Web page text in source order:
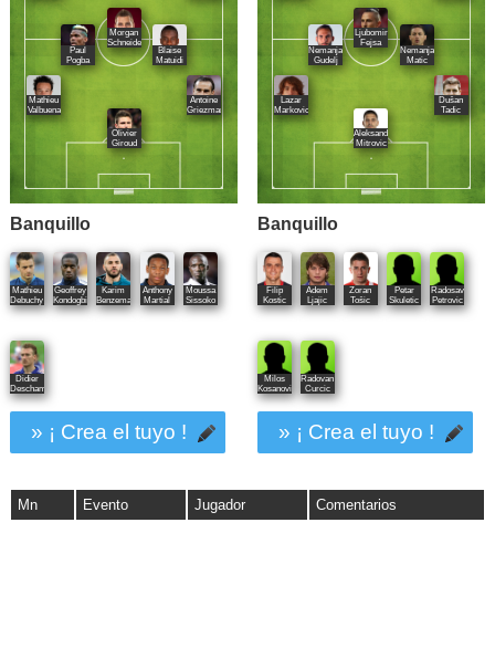
Morgan
Schneiderlin
Paul
Pogba
Blaise
Matuidi
Antoine
Griezmann
Mathieu
Valbuena
Olivier
Giroud
Banquillo
Mathieu
Debuchy
Geoffrey
Kondogbia
Karim
Benzema
Anthony
Martial
Moussa
Sissoko
Didier
Deschamps
» ¡ Crea el tuyo !
Ljubomir
Fejsa
Nemanja
Gudelj
Nemanja
Matic
Dušan
Tadic
Lazar
Markovic
Aleksandar
Mitrovic
Banquillo
Filip
Kostic
Adem
Ljajic
Zoran
Tošic
Petar
Skuletic
Radosav
Petrovic
Milos
Kosanovic
Radovan
Curcic
» ¡ Crea el tuyo !
Mn Evento Jugador Comentarios